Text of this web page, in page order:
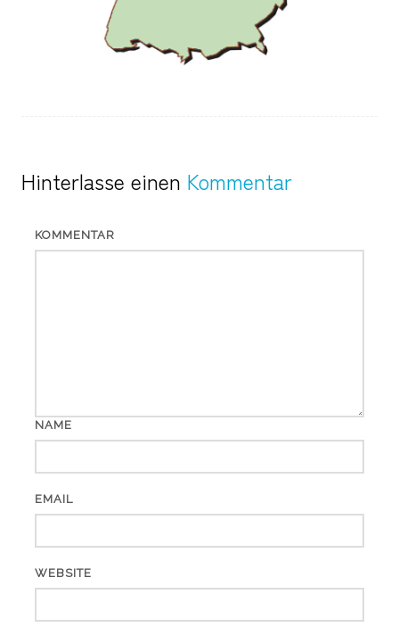
Hinterlasse einen Kommentar
KOMMENTAR
NAME
EMAIL
WEBSITE